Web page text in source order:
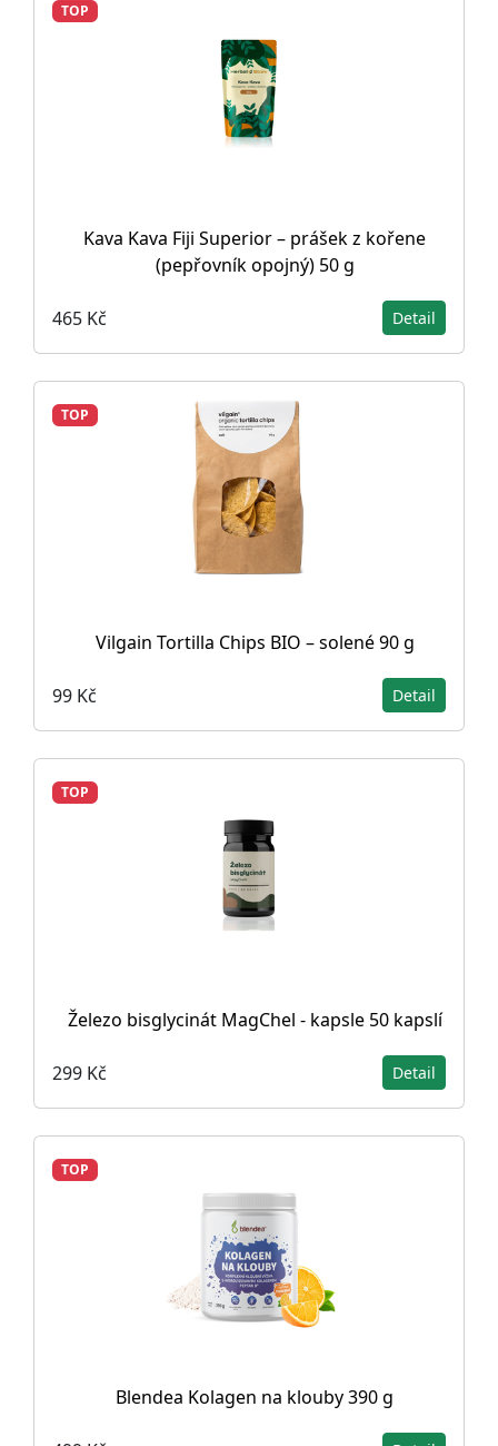
TOP
Kava Kava Fiji Superior – prášek z kořene
(pepřovník opojný) 50 g
465 Kč Detail
TOP
Vilgain Tortilla Chips BIO – solené 90 g
99 Kč Detail
TOP
Železo bisglycinát MagChel - kapsle 50 kapslí
299 Kč Detail
TOP
Blendea Kolagen na klouby 390 g